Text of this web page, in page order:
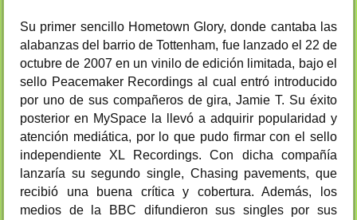
Su primer sencillo Hometown Glory, donde cantaba las
alabanzas del barrio de Tottenham, fue lanzado el 22 de
octubre de 2007 en un vinilo de edición limitada, bajo el
sello Peacemaker Recordings al cual entró introducido
por uno de sus compañeros de gira, Jamie T. Su éxito
posterior en MySpace la llevó a adquirir popularidad y
atención mediática, por lo que pudo firmar con el sello
independiente XL Recordings. Con dicha compañía
lanzaría su segundo single, Chasing pavements, que
recibió una buena crítica y cobertura. Además, los
medios de la BBC difundieron sus singles por sus